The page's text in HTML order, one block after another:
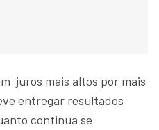
juros mais altos por mais
entregar resultados
continua se